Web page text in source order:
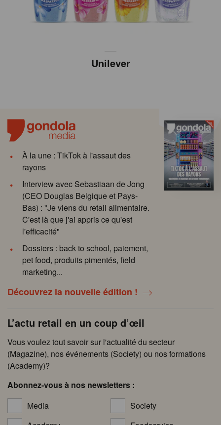
Unilever
À la une : TikTok à l'assaut des
rayons
Interview avec Sebastiaan de Jong
(CEO Douglas Belgique et Pays-
Bas) : "Je viens du retail alimentaire.
C'est là que j'ai appris ce qu'est
l'efficacité"
Dossiers : back to school, paiement,
pet food, produits pimentés, field
marketing...
Découvrez la nouvelle édition !
L’actu retail en un coup d’œil
Vous voulez tout savoir sur l'actualité du secteur
(Magazine), nos événements (Society) ou nos formations
(Academy)?
Abonnez-vous à nos newsletters :
Media
Society